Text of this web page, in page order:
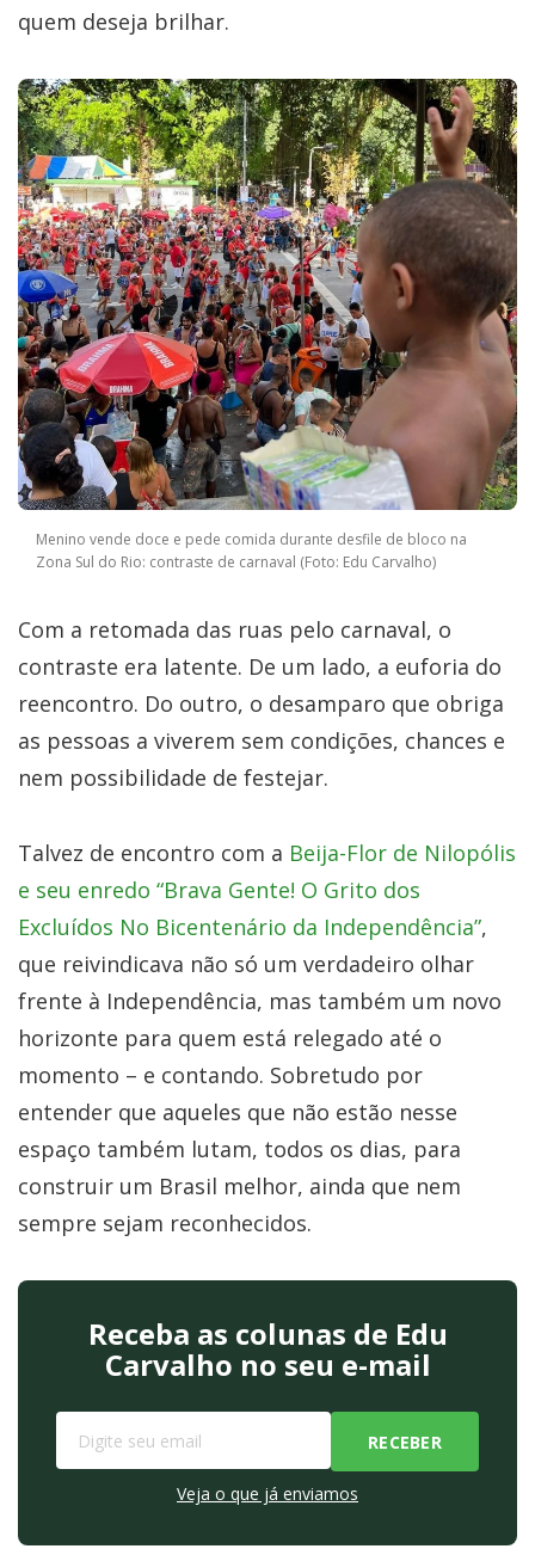
quem deseja brilhar.
Menino vende doce e pede comida durante desfile de bloco na
Zona Sul do Rio: contraste de carnaval (Foto: Edu Carvalho)
Com a retomada das ruas pelo carnaval, o
contraste era latente. De um lado, a euforia do
reencontro. Do outro, o desamparo que obriga
as pessoas a viverem sem condições, chances e
nem possibilidade de festejar.
Talvez de encontro com a Beija-Flor de Nilopólis
e seu enredo “Brava Gente! O Grito dos
Excluídos No Bicentenário da Independência”,
que reivindicava não só um verdadeiro olhar
frente à Independência, mas também um novo
horizonte para quem está relegado até o
momento – e contando. Sobretudo por
entender que aqueles que não estão nesse
espaço também lutam, todos os dias, para
construir um Brasil melhor, ainda que nem
sempre sejam reconhecidos.
Receba as colunas de Edu
Carvalho no seu e-mail
Veja o que já enviamos